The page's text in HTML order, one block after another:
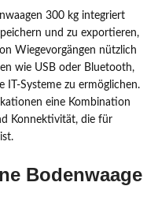
300 kg integriert
und zu exportieren,
Wiegevorgängen nützlich
wie USB oder Bluetooth,
IT-Systeme zu ermöglichen.
eine Kombination
Konnektivität, die für
Bodenwaage